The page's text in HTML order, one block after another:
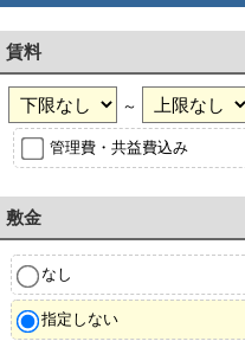
賃料
～
管理費・共益費込み
敷金
なし
指定しない